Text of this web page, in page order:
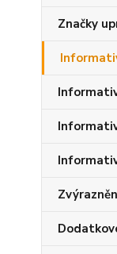
Značky